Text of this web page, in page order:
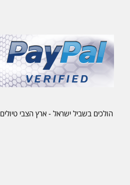
הולכים בשביל ישראל - ארץ הצבי טיולים